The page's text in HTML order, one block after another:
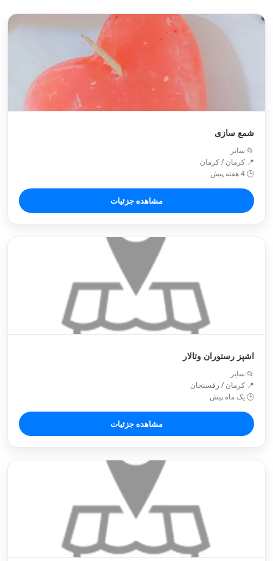
شمع سازی
📂 سایر
📍 کرمان / کرمان
🕒 4 هفته پیش
مشاهده جزئیات
اشپز رستوران وتالار
📂 سایر
📍 کرمان / رفسنجان
🕒 یک ماه پیش
مشاهده جزئیات